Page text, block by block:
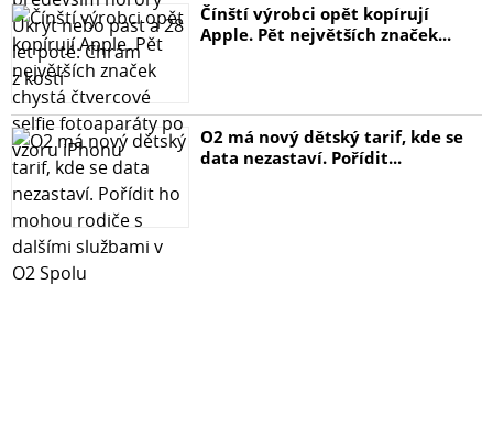
Čínští výrobci opět kopírují
Apple. Pět největších značek...
O2 má nový dětský tarif, kde se
data nezastaví. Pořídit...